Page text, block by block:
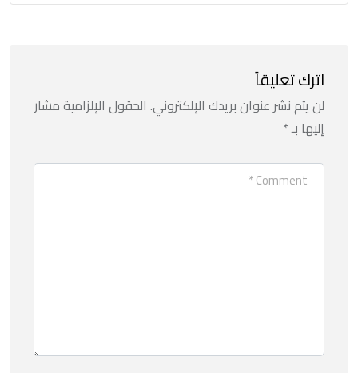
اترك تعليقاً
لن يتم نشر عنوان بريدك الإلكتروني. الحقول الإلزامية مشار
إليها بـ*